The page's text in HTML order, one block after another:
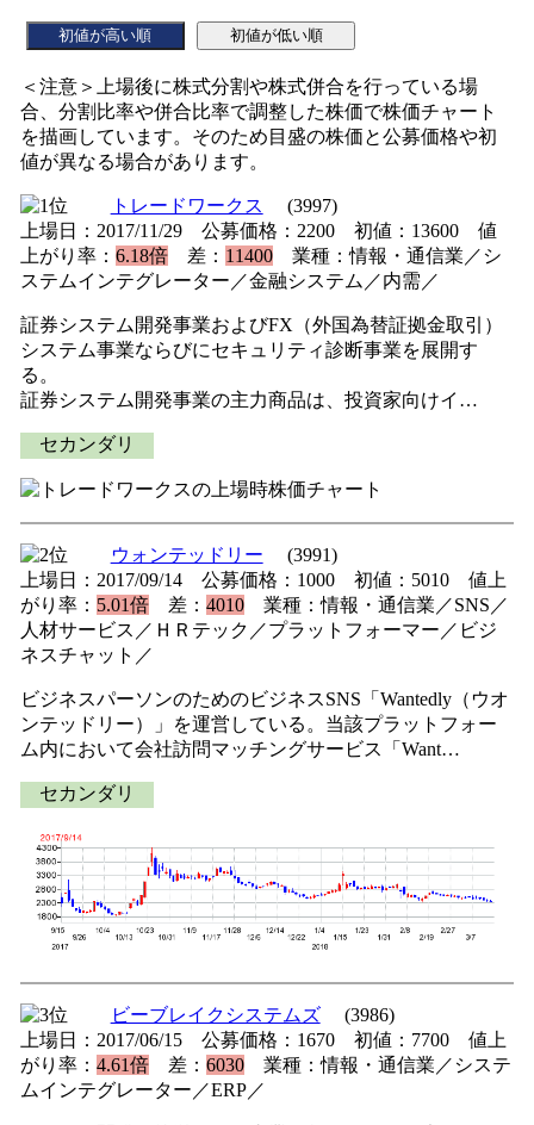
＜注意＞上場後に株式分割や株式併合を行っている場
合、分割比率や併合比率で調整した株価で株価チャート
を描画しています。そのため目盛の株価と公募価格や初
値が異なる場合があります。
トレードワークス
(3997)
上場日：2017/11/29 公募価格：2200 初値：13600 値
上がり率： 6.18倍差： 11400業種：情報・通信業／シ
ステムインテグレーター／金融システム／内需／
証券システム開発事業およびFX（外国為替証拠金取引）
システム事業ならびにセキュリティ診断事業を展開す
る。
証券システム開発事業の主力商品は、投資家向けイ…
セカンダリ
ウォンテッドリー
(3991)
上場日：2017/09/14 公募価格：1000 初値：5010 値上
がり率： 5.01倍差： 4010業種：情報・通信業／SNS／
人材サービス／ＨＲテック／プラットフォーマー／ビジ
ネスチャット／
ビジネスパーソンのためのビジネスSNS「Wantedly（ウオ
ンテッドリー）」を運営している。当該プラットフォー
ム内において会社訪問マッチングサービス「Want…
セカンダリ
ビーブレイクシステムズ
(3986)
上場日：2017/06/15 公募価格：1670 初値：7700 値上
がり率： 4.61倍差： 6030業種：情報・通信業／システ
ムインテグレーター／ERP／